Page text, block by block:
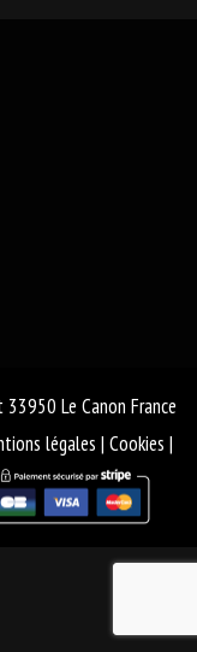
Le Canon France
légales | Cookies |